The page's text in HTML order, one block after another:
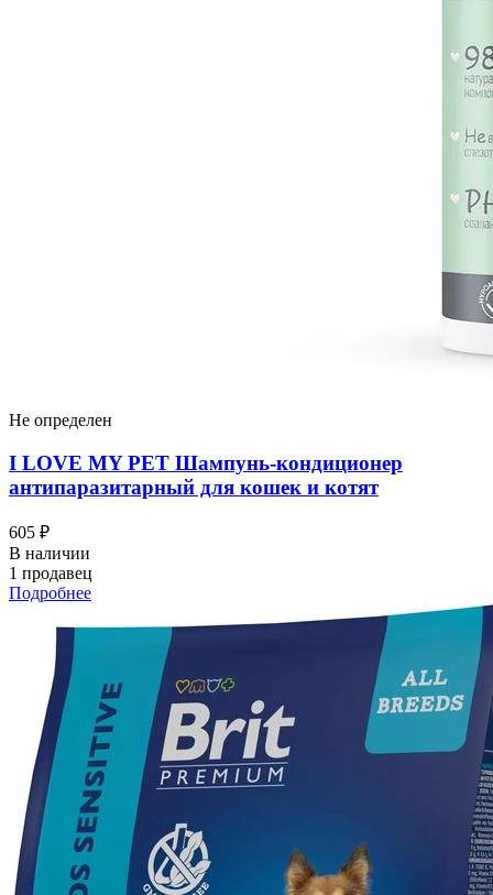
Не определен
I LOVЕ MY PET Шампунь-кондиционер
антипаразитарный для кошек и котят
605 ₽
В наличии
1 продавец
Подробнее